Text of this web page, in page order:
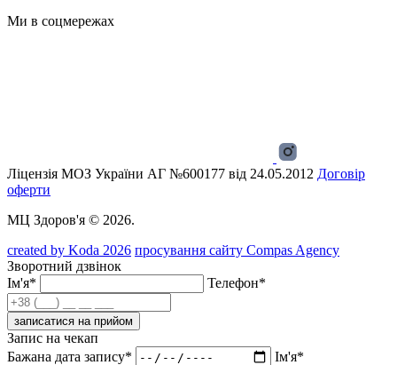
Ми в соцмережах
Ліцензія МОЗ України АГ №600177 від 24.05.2012 Договір
оферти
МЦ Здоров'я © 2026.
created by Koda 2026 просування сайту Compas Agency
Зворотний дзвінок
Ім'я*
Телефон*
записатися на прийом
Запис на чекап
Бажана дата запису*
Ім'я*